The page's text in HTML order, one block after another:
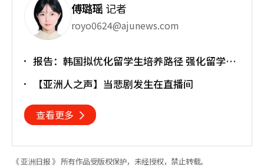
傅璐瑶 记者
royo0624@ajunews.com
报告：韩国拟优化留学生培养路径 强化留学就
【亚洲人之声】当悲剧发生在直播间
查看更多
《 亚洲日报 》 所有作品受版权保护，未经授权，禁止转载。